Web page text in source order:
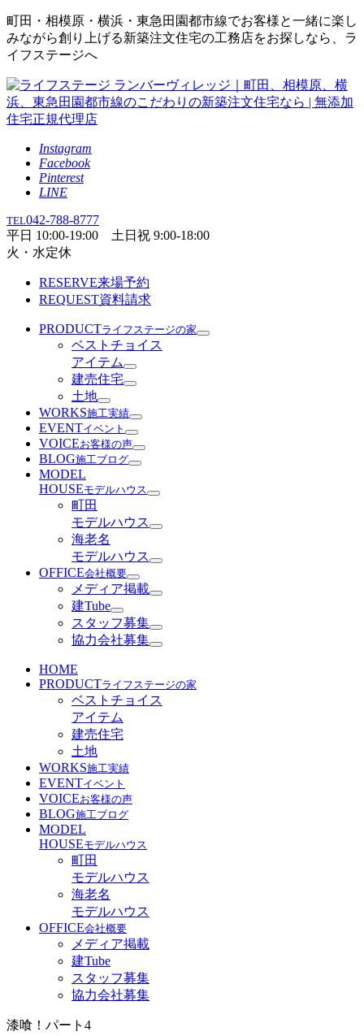
町田・相模原・横浜・東急田園都市線でお客様と一緒に楽し
みながら創り上げる新築注文住宅の工務店をお探しなら、ラ
イフステージへ
Instagram
Facebook
Pinterest
LINE
TEL042-788-8777
平日 10:00-19:00 土日祝 9:00-18:00
火・水定休
RESERVE来場予約
REQUEST資料請求
PRODUCTライフステージの家
ベストチョイス
アイテム
建売住宅
土地
WORKS施工実績
EVENTイベント
VOICEお客様の声
BLOG施工ブログ
MODEL
HOUSEモデルハウス
町田
モデルハウス
海老名
モデルハウス
OFFICE会社概要
メディア掲載
建Tube
スタッフ募集
協力会社募集
HOME
PRODUCTライフステージの家
ベストチョイス
アイテム
建売住宅
土地
WORKS施工実績
EVENTイベント
VOICEお客様の声
BLOG施工ブログ
MODEL
HOUSEモデルハウス
町田
モデルハウス
海老名
モデルハウス
OFFICE会社概要
メディア掲載
建Tube
スタッフ募集
協力会社募集
漆喰！パート4